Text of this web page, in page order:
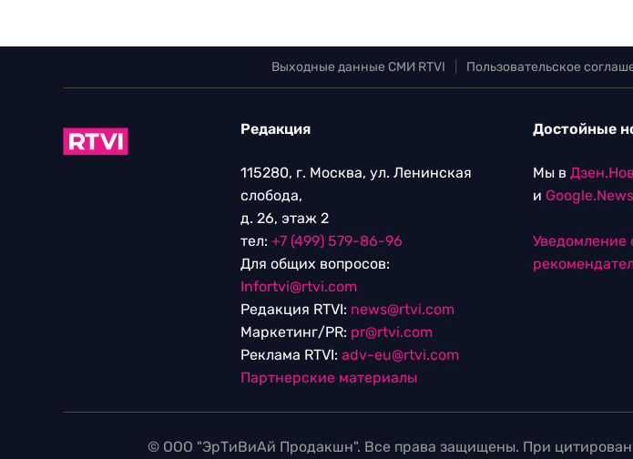
Выходные данные СМИ RTVI Пользовательское
Редакция
115280, г. Москва, ул. Ленинская
слобода,
д. 26, этаж 2
тел: +7 (499) 579-86-96
Для общих вопросов:
Infortvi@rtvi.com
Редакция RTVI: news@rtvi.com
Маркетинг/PR: pr@rtvi.com
Реклама RTVI: adv-eu@rtvi.com
Партнерские материалы
Достойные
Мы в
и Google.News
Уведомление
© ООО "ЭрТиВиАй Продакшн". Все права защищены. При